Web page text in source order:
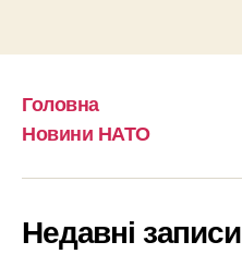
Головна
Новини НАТО
Недавні записи